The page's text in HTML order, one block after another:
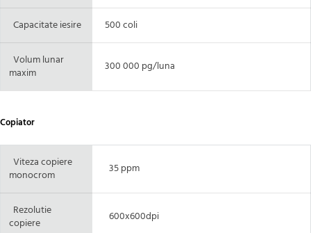
Capacitate iesire 500 coli
Volum lunar
maxim
300 000 pg/luna
Copiator
Viteza copiere
monocrom
35 ppm
Rezolutie
copiere
600x600dpi